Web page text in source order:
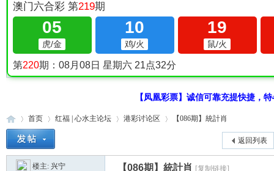
【凤凰彩票】诚信可靠充提快捷，
首页 红福 | 心水主论坛 港彩讨论区 【086期】統計肖
返回列表
楼主: 兴宁 【086期】統計肖 [复制链接]